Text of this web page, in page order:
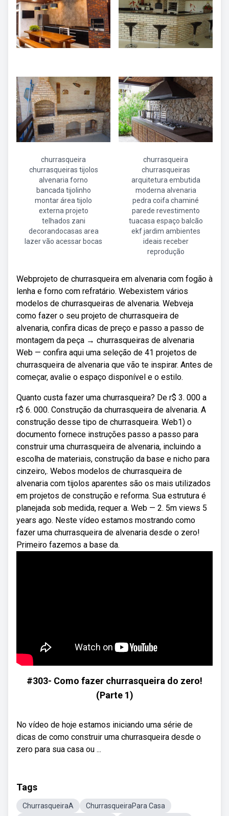
churrasqueira
churrasqueiras tijolos
alvenaria forno
bancada tijolinho
montar área tijolo
externa projeto
telhados zani
decorandocasas area
lazer vão acessar bocas
churrasqueira
churrasqueiras
arquitetura embutida
moderna alvenaria
pedra coifa chaminé
parede revestimento
tuacasa espaço balcão
ekf jardim ambientes
ideais receber
reprodução
Webprojeto de churrasqueira em alvenaria com fogão à
lenha e forno com refratário. Webexistem vários
modelos de churrasqueiras de alvenaria. Webveja
como fazer o seu projeto de churrasqueira de
alvenaria, confira dicas de preço e passo a passo de
montagem da peça → churrasqueiras de alvenaria
Web — confira aqui uma seleção de 41 projetos de
churrasqueira de alvenaria que vão te inspirar. Antes de
começar, avalie o espaço disponível e o estilo.
Quanto custa fazer uma churrasqueira? De r$ 3. 000 a
r$ 6. 000. Construção da churrasqueira de alvenaria. A
construção desse tipo de churrasqueira. Web1) o
documento fornece instruções passo a passo para
construir uma churrasqueira de alvenaria, incluindo a
escolha de materiais, construção da base e nicho para
cinzeiro,. Webos modelos de churrasqueira de
alvenaria com tijolos aparentes são os mais utilizados
em projetos de construção e reforma. Sua estrutura é
planejada sob medida, requer a. Web — 2. 5m views 5
years ago. Neste vídeo estamos mostrando como
fazer uma churrasqueira de alvenaria desde o zero!
Primeiro fazemos a base da.
#303- Como fazer churrasqueira do zero!
(Parte 1)
No vídeo de hoje estamos iniciando uma série de
dicas de como construir uma churrasqueira desde o
zero para sua casa ou ...
Tags
ChurrasqueiraA ChurrasqueiraPara Casa